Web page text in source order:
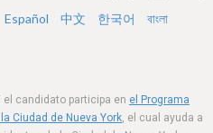
Español 中文 한국어 বাংলা
candidato participa en el Programa
Ciudad de Nueva York, el cual ayuda a